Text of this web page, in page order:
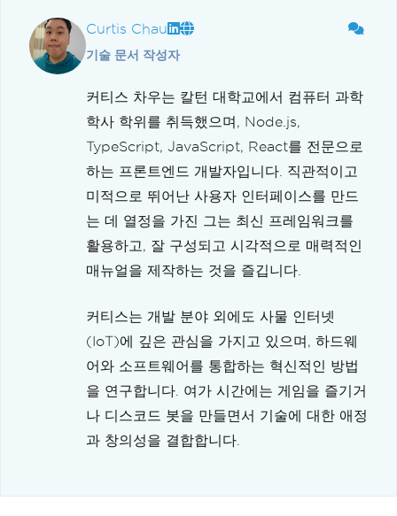
Curtis Chau
기술 문서 작성자
커티스 차우는 칼턴 대학교에서 컴퓨터 과학
학사 학위를 취득했으며, Node.js,
TypeScript, JavaScript, React를 전문으로
하는 프론트엔드 개발자입니다. 직관적이고
미적으로 뛰어난 사용자 인터페이스를 만드
는 데 열정을 가진 그는 최신 프레임워크를
활용하고, 잘 구성되고 시각적으로 매력적인
매뉴얼을 제작하는 것을 즐깁니다.
커티스는 개발 분야 외에도 사물 인터넷
(IoT)에 깊은 관심을 가지고 있으며, 하드웨
어와 소프트웨어를 통합하는 혁신적인 방법
을 연구합니다. 여가 시간에는 게임을 즐기거
나 디스코드 봇을 만들면서 기술에 대한 애정
과 창의성을 결합합니다.